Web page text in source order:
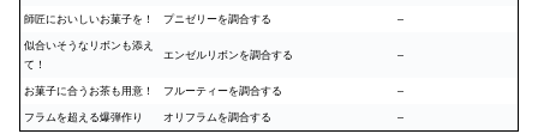
師匠においしいお菓子を！ プニゼリーを調合する –
似合いそうなリボンも添え
て！
エンゼルリボンを調合する –
お菓子に合うお茶も用意！ フルーティーを調合する –
フラムを超える爆弾作り オリフラムを調合する –